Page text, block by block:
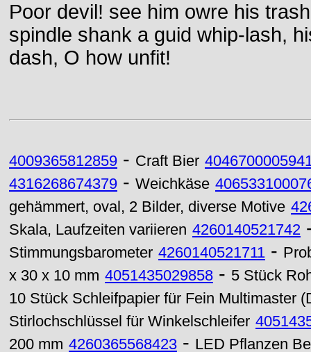
Poor devil! see him owre his
spindle shank a guid whip-lash,
dash, O how unfit!
4009365812859 - Craft Bier
4316268674379 - Weichkäse
gehämmert, oval, 2 Bilder, diverse Motive
Skala, Laufzeiten variieren 4260140521742
Stimmungsbarometer 4260140521711 -
x 30 x 10 mm 4051435029858 - 5 Stück
10 Stück Schleifpapier für Fein Multimaster
Stirlochschlüssel für Winkelschleifer
200 mm 4260365568423 - LED Pflanzen